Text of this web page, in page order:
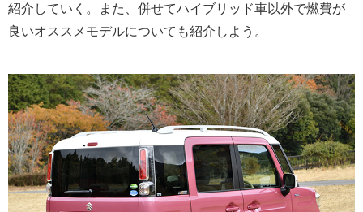
紹介していく。また、併せてハイブリッド車以外で燃費が
良いオススメモデルについても紹介しよう。